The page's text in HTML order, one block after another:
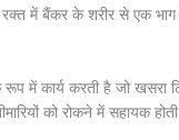
रक्त में बैंकर के शरीर से एक
रूप में कार्य करती है जो खसरा
को रोकने में सहायक